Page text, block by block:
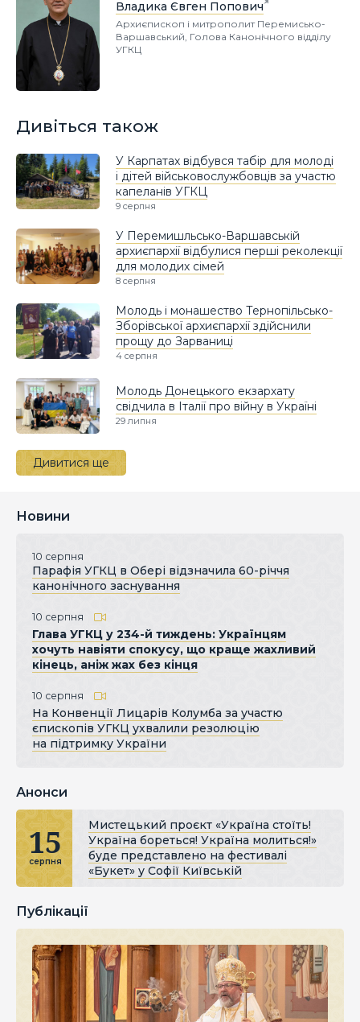
Владика Євген Попович
Архиєпископ і митрополит Перемисько-
Варшавський, Голова Канонічного відділу
УГКЦ
Дивіться також
У Карпатах відбувся табір для молоді
і дітей військовослужбовців за участю
капеланів УГКЦ
9 серпня
У Перемишльсько-Варшавській
архиєпархії відбулися перші реколекції
для молодих сімей
8 серпня
Молодь і монашество Тернопільсько-
Зборівської архиєпархії здійснили
прощу до Зарваниці
4 серпня
Молодь Донецького екзархату
свідчила в Італії про війну в Україні
29 липня
Дивитися ще
Новини
10 серпня
Парафія УГКЦ в Обері відзначила 60-річчя
канонічного заснування
10 серпня
Глава УГКЦ у 234-й тиждень: Українцям
хочуть навіяти спокусу, що краще жахливий
кінець, аніж жах без кінця
10 серпня
На Конвенції Лицарів Колумба за участю
єпископів УГКЦ ухвалили резолюцію
на підтримку України
Анонси
15
серпня
Мистецький проєкт «Україна стоїть!
Україна бореться! Україна молиться!»
буде представлено на фестивалі
«Букет» у Софії Київській
Публікації